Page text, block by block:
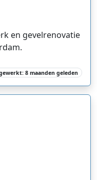
en gevelrenovatie
8 maanden geleden